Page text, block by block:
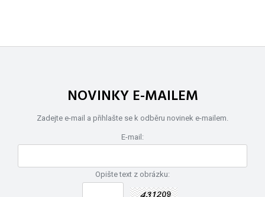
NOVINKY E-MAILEM
Zadejte e-mail a přihlašte se k odběru novinek e-mailem.
E-mail:
Opište text z obrázku: